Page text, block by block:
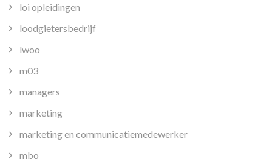
loi opleidingen
loodgietersbedrijf
lwoo
m03
managers
marketing
marketing en communicatiemedewerker
mbo